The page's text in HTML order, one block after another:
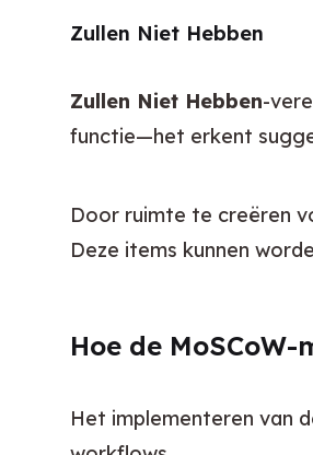
Zullen Niet Hebben
Zullen Niet Hebben-
functie—het erkent
Door ruimte te creëren
Deze items kunnen
Hoe de
Het implementeren van